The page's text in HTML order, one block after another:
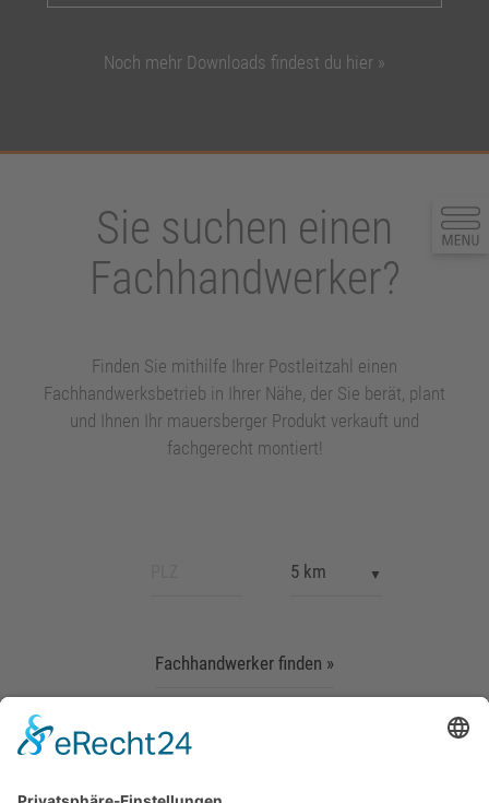
Noch mehr Downloads findest du hier »
Sie suchen einen
Fachhandwerker?
Finden Sie mithilfe Ihrer Postleitzahl einen
Fachhandwerksbetrieb in Ihrer Nähe, der Sie berät, plant
und Ihnen Ihr mauersberger Produkt verkauft und
fachgerecht montiert!
Fachhandwerker finden »